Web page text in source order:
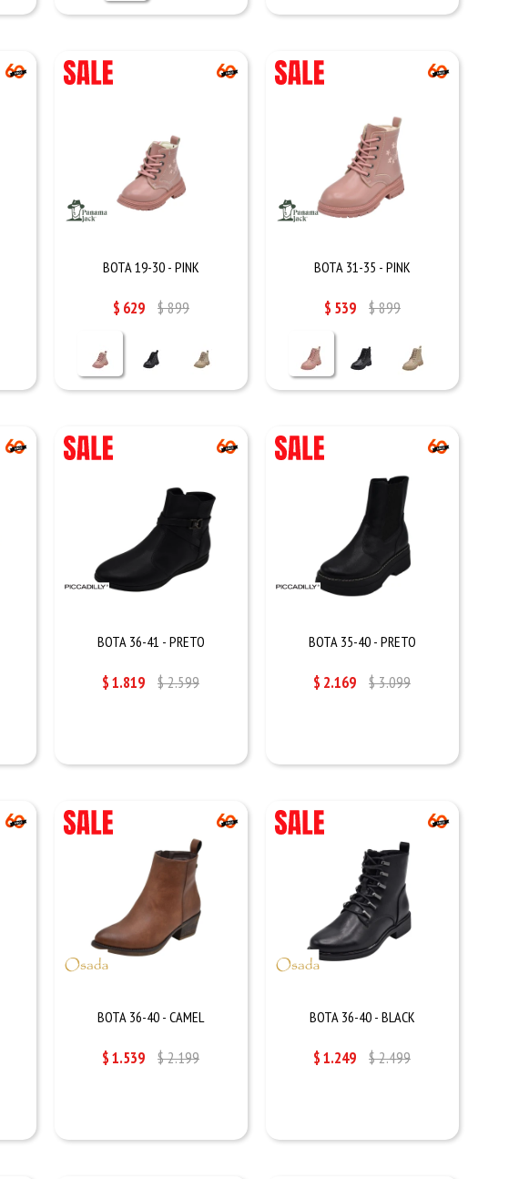
BOTA 19-30 - PINK
$ 629 $899
BOTA 31-35 - PINK
$ 539 $899
BOTA 36-41 - PRETO
$ 1.819 $2.599
BOTA 35-40 - PRETO
$ 2.169 $3.099
BOTA 36-40 - CAMEL
$ 1.539 $2.199
BOTA 36-40 - BLACK
$1.249 $2.499